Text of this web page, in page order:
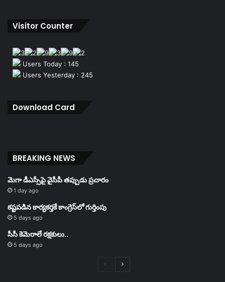
Visitor Counter
Users Today : 145
Users Yesterday : 245
Download Card
BREAKING NEWS
మెగా డీఎస్సీపై వైసీపీ తప్పుడు ప్రచారం
1 day ago
కష్టపడిన కార్యకర్తకే కాంగ్రెస్‌లో గుర్తింపు
5 days ago
సీసీ కెమెరాలే రక్షకులు..
5 days ago
PreviousNext